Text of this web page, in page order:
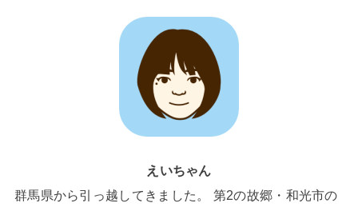
えいちゃん
群馬県から引っ越してきました。 第2の故郷・和光市の